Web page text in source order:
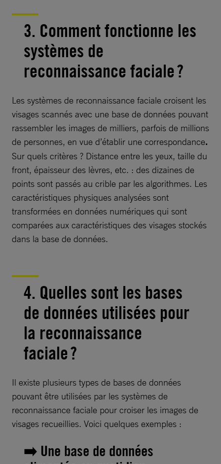
3. Comment fonctionne les
systèmes de
reconnaissance faciale ?
Les systèmes de reconnaissance faciale croisent les
visages scannés avec une base de données pouvant
rassembler les images de milliers, parfois de millions
de personnes, en vue d’établir une correspondance.
Sur quels critères ? Distance entre les yeux, taille du
front, épaisseur des lèvres, etc. : des dizaines de
points sont passés au crible par les algorithmes. Les
caractéristiques physiques analysées sont
transformées en données numériques qui sont
comparées aux caractéristiques des visages stockés
dans la base de données.
4. Quelles sont les bases
de données utilisées pour
la reconnaissance
faciale ?
Il existe plusieurs types de bases de données
pouvant être utilisées par les systèmes de
reconnaissance faciale pour croiser les images de
visages recueillies. Voici quelques exemples :
➡️ Une base de données